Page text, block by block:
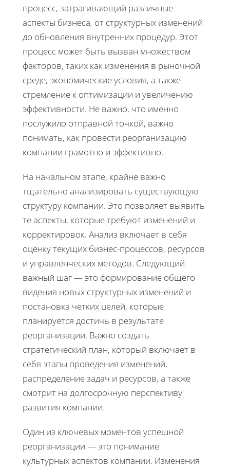
процесс, затрагивающий различные
аспекты бизнеса, от структурных изменений
до обновления внутренних процедур. Этот
процесс может быть вызван множеством
факторов, таких как изменения в рыночной
среде, экономические условия, а также
стремление к оптимизации и увеличению
эффективности. Не важно, что именно
послужило отправной точкой, важно
понимать, как провести реорганизацию
компании грамотно и эффективно.
На начальном этапе, крайне важно
тщательно анализировать существующую
структуру компании. Это позволяет выявить
те аспекты, которые требуют изменений и
корректировок. Анализ включает в себя
оценку текущих бизнес-процессов, ресурсов
и управленческих методов. Следующий
важный шаг — это формирование общего
видения новых структурных изменений и
постановка четких целей, которые
планируется достичь в результате
реорганизации. Важно создать
стратегический план, который включает в
себя этапы проведения изменений,
распределение задач и ресурсов, а также
смотрит на долгосрочную перспективу
развития компании.
Один из ключевых моментов успешной
реорганизации — это понимание
культурных аспектов компании. Изменения